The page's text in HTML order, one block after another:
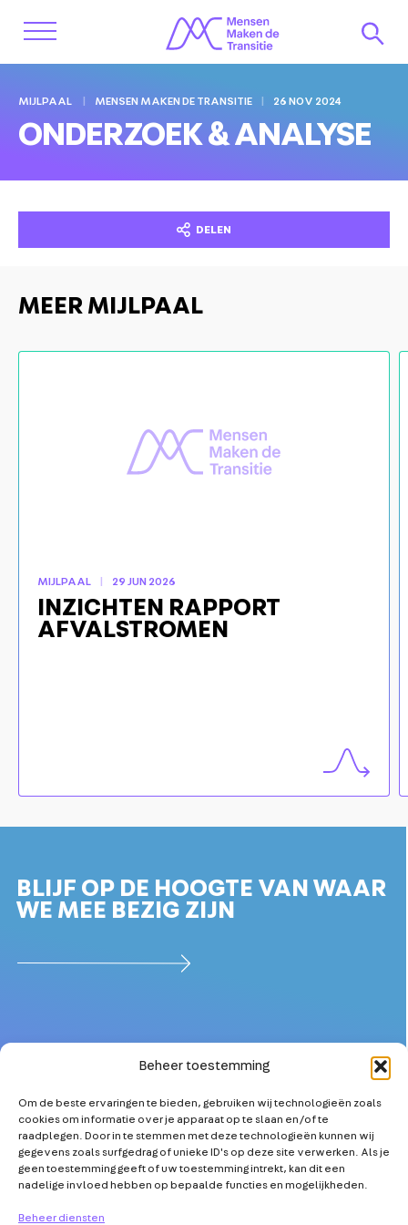
Beheer toestemming
Om de beste ervaringen te bieden, gebruiken wij technologieën zoals
cookies om informatie over je apparaat op te slaan en/of te
raadplegen. Door in te stemmen met deze technologieën kunnen wij
gegevens zoals surfgedrag of unieke ID's op deze site verwerken. Als je
geen toestemming geeft of uw toestemming intrekt, kan dit een
nadelige invloed hebben op bepaalde functies en mogelijkheden.
Beheer diensten
MIJLPAAL MENSEN MAKEN DE TRANSITIE 26 NOV 2024
ONDERZOEK & ANALYSE
DELEN
MEER MIJLPAAL
MIJLPAAL 29 JUN 2026
INZICHTEN RAPPORT
AFVALSTROMEN
OVER
PARTNERS
NIEUWS
AGENDA
VRAAG & ANTWOORD
MEER TECHNICI
KETENSAMENWERKING
TECHNOLOGISCHE
INNOVATIE
BLIJF OP DE HOOGTE VAN WAAR
WE MEE BEZIG ZIJN